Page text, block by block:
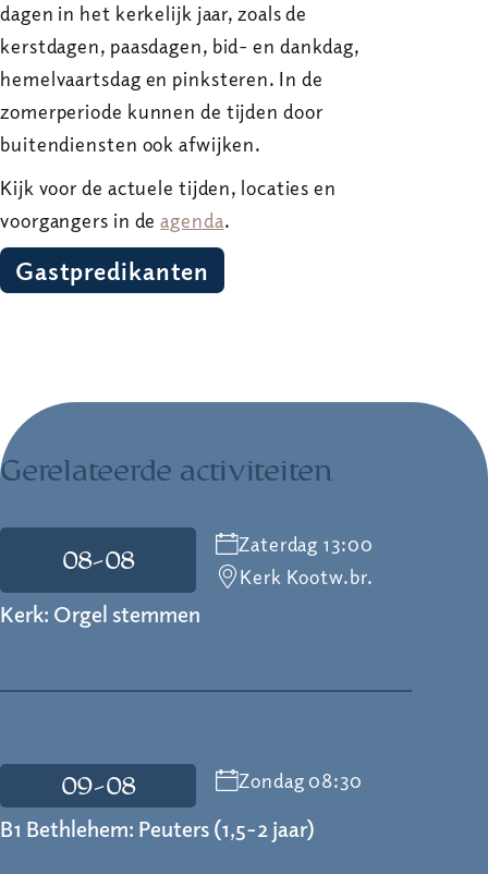
dagen in het kerkelijk jaar, zoals de
kerstdagen, paasdagen, bid- en dankdag,
hemelvaartsdag en pinksteren. In de
zomerperiode kunnen de tijden door
buitendiensten ook afwijken.
Kijk voor de actuele tijden, locaties en
voorgangers in deagenda.
Gastpredikanten
Gerelateerde activiteiten
08-08
Zaterdag 13:00
Kerk Kootw.br.
Kerk: Orgel stemmen
09-08 Zondag 08:30
B1 Bethlehem: Peuters (1,5-2 jaar)